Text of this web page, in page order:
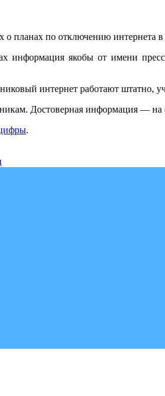
информация якобы от имени
интернет работают штатно,
Достоверная информация — на
.